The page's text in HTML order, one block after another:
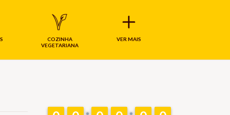
COZINHA
VEGETARIANA
VER MAIS